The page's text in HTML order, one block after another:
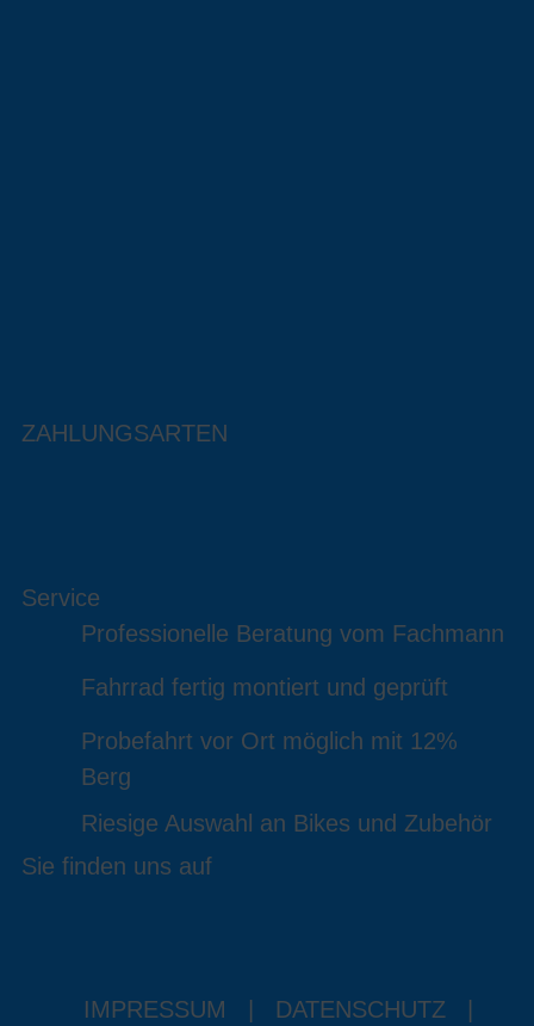
ZAHLUNGSARTEN
Service
Professionelle Beratung vom Fachmann
Fahrrad fertig montiert und geprüft
Probefahrt vor Ort möglich mit 12%
Berg
Riesige Auswahl an Bikes und Zubehör
Sie finden uns auf
IMPRESSUM DATENSCHUTZ